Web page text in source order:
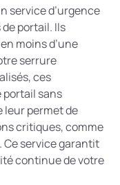
service d’urgence
portail. Ils
moins d’une
serrure
ces
sans
leur permet de
critiques, comme
Ce service garantit
continue de votre